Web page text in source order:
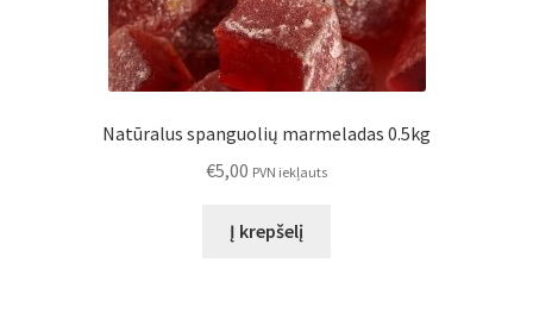
Natūralus spanguolių marmeladas 0.5kg
€5,00 PVN iekļauts
Į krepšelį